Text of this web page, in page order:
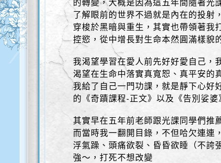
的轉變，大概是因為這五年間隨著光
了解眼前的世界不過就是內在的投射
穿梭於黑暗與重生，其實也帶領著我
控慾，從中增長對生命本然圓滿樣貌
我渴望學習在愛人前先好好愛自己，
渴望在生命中落實真寬恕、真平安的
我給了自己一門功課，就是靜下心好
的《奇蹟課程-正文》以及《告別娑婆
其實早在五年前老師跟光課同學們推
而當時我一翻開目錄，不但哈欠連連
浮氣躁、頭痛欲裂、昏昏欲睡（不誇
強～，打死不想改變